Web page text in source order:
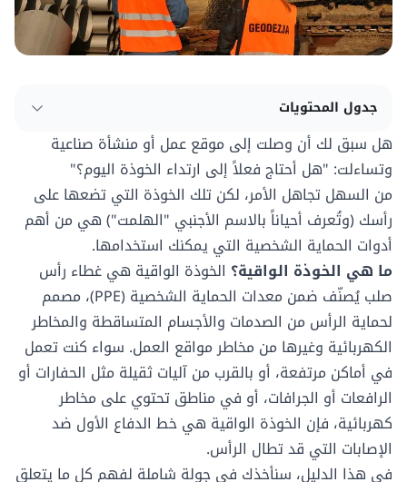
جدول المحتويات
هل سبق لك أن وصلت إلى موقع عمل أو منشأة صناعية
وتساءلت: "هل أحتاج فعلاً إلى ارتداء الخوذة اليوم؟"
من السهل تجاهل الأمر، لكن تلك الخوذة التي تضعها على
رأسك (وتُعرف أحياناً بالاسم الأجنبي "الهلمت") هي من أهم
أدوات الحماية الشخصية التي يمكنك استخدامها.
ما هي الخوذة الواقية؟ الخوذة الواقية هي غطاء رأس
صلب يُصنّف ضمن معدات الحماية الشخصية (PPE)، مصمم
لحماية الرأس من الصدمات والأجسام المتساقطة والمخاطر
الكهربائية وغيرها من مخاطر مواقع العمل. سواء كنت تعمل
في أماكن مرتفعة، أو بالقرب من آليات ثقيلة مثل الحفارات أو
الرافعات أو الجرافات، أو في مناطق تحتوي على مخاطر
كهربائية، فإن الخوذة الواقية هي خط الدفاع الأول ضد
الإصابات التي قد تطال الرأس.
في هذا الدليل، سنأخذك في جولة شاملة لفهم كل ما يتعلق